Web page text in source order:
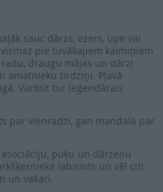
sauc dārzs, ezers, upe vai
pie tuvākajiem kaimiņiem
draugu mājas un dārzi
amatnieku tirdziņi. Pļavā
Varbūt tur leģendārais
par vienradzi, gan mandala par
puķu un dārzeņu
labirints un vēl citi
un vakari.